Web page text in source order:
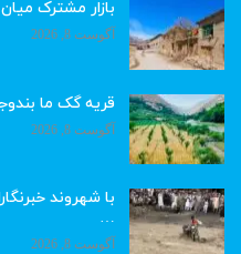
بازار مشترک
آگوست 8, 2026
قریه گک ما
آگوست 8, 2026
با شهروند
…
آگوست 8, 2026